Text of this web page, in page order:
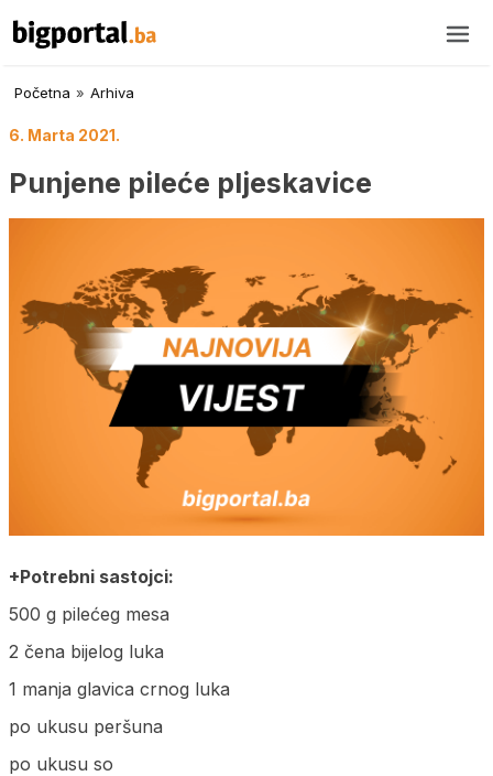
Početna » Arhiva
6. Marta 2021.
Punjene pileće pljeskavice
+Potrebni sastojci:
500 g pilećeg mesa
2 čena bijelog luka
1 manja glavica crnog luka
po ukusu peršuna
po ukusu so